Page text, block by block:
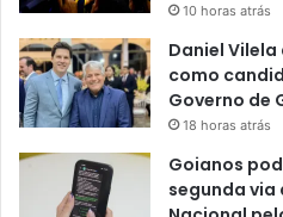
10 horas atrás
Daniel Vilela
como
Governo de
18 horas atrás
Goianos
segunda